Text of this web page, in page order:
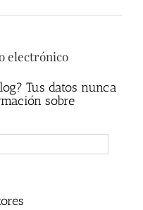
electrónico
Tus datos nunca
sobre